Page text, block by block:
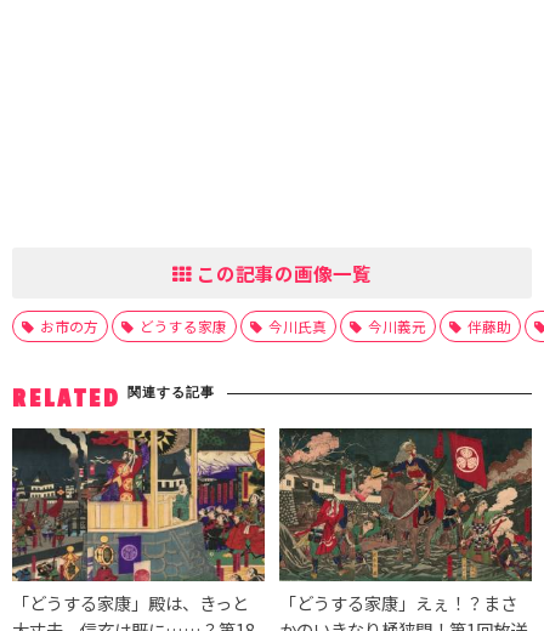
この記事の画像一覧
お市の方 どうする家康 今川氏真 今川義元 伴藤助
RELATED 関連する記事
「どうする家康」殿は、きっと
「どうする家康」えぇ！？まさ